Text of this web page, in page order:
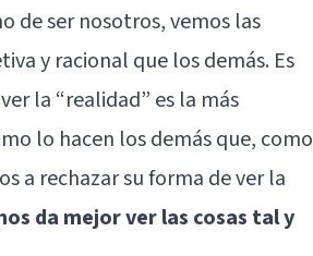
de ser nosotros, vemos las
y racional que los demás. Es
la “realidad” es la más
lo hacen los demás que, como
a rechazar su forma de ver la
da mejor ver las cosas tal y